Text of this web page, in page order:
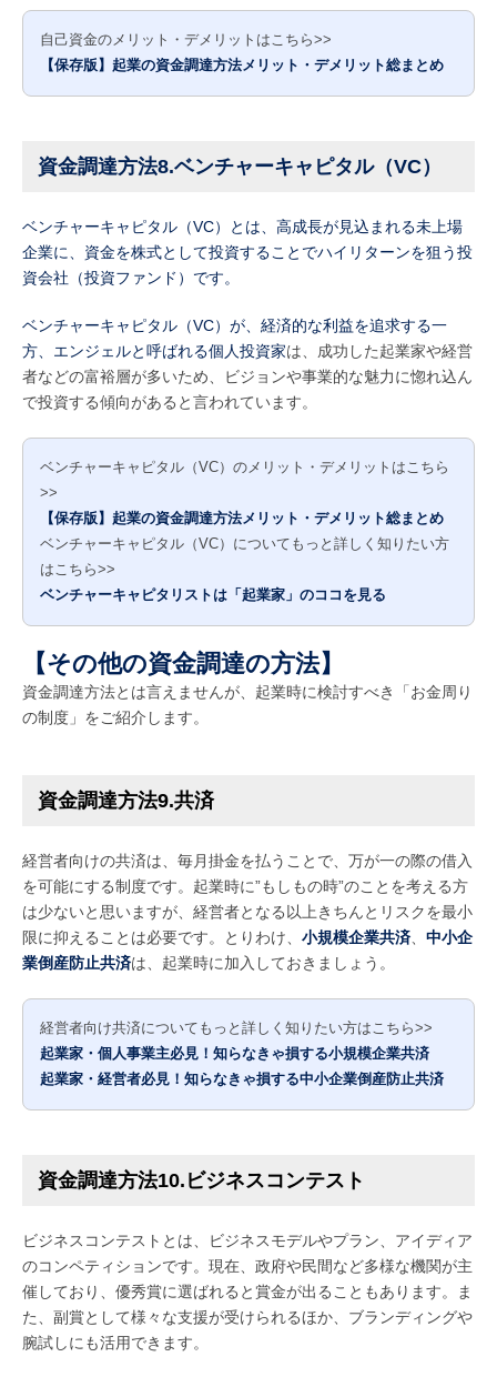
自己資金のメリット・デメリットはこちら>>
【保存版】起業の資金調達方法メリット・デメリット総まとめ
資金調達方法8.ベンチャーキャピタル（VC）
ベンチャーキャピタル（VC）とは、高成長が見込まれる未上場
企業に、資金を株式として投資することでハイリターンを狙う投
資会社（投資ファンド）です。
ベンチャーキャピタル（VC）が、経済的な利益を追求する一
方、エンジェルと呼ばれる個人投資家は、成功した起業家や経営
者などの富裕層が多いため、ビジョンや事業的な魅力に惚れ込ん
で投資する傾向があると言われています。
ベンチャーキャピタル（VC）のメリット・デメリットはこちら
>>
【保存版】起業の資金調達方法メリット・デメリット総まとめ
ベンチャーキャピタル（VC）についてもっと詳しく知りたい方
はこちら>>
ベンチャーキャピタリストは「起業家」のココを見る
【その他の資金調達の方法】
資金調達方法とは言えませんが、起業時に検討すべき「お金周り
の制度」をご紹介します。
資金調達方法9.共済
経営者向けの共済は、毎月掛金を払うことで、万が一の際の借入
を可能にする制度です。起業時に”もしもの時”のことを考える方
は少ないと思いますが、経営者となる以上きちんとリスクを最小
限に抑えることは必要です。とりわけ、 小規模企業共済
中小企
業倒産防止共済は、起業時に加入しておきましょう。
経営者向け共済についてもっと詳しく知りたい方はこちら>>
起業家・個人事業主必見！知らなきゃ損する小規模企業共済
起業家・経営者必見！知らなきゃ損する中小企業倒産防止共済
資金調達方法10.ビジネスコンテスト
ビジネスコンテストとは、ビジネスモデルやプラン、アイディア
のコンペティションです。現在、政府や民間など多様な機関が主
催しており、優秀賞に選ばれると賞金が出ることもあります。ま
た、副賞として様々な支援が受けられるほか、ブランディングや
腕試しにも活用できます。